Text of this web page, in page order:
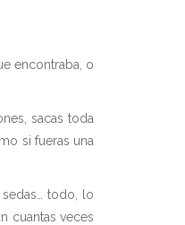
encontraba, o
sacas toda
si fueras una
todo, lo
cuantas veces